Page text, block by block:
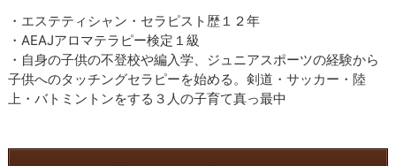
・エステティシャン・セラピスト歴１２年
・AEAJアロマテラピー検定１級
・自身の子供の不登校や編入学、ジュニアスポーツの経験から
子供へのタッチングセラピーを始める。剣道・サッカー・陸
上・バトミントンをする３人の子育て真っ最中